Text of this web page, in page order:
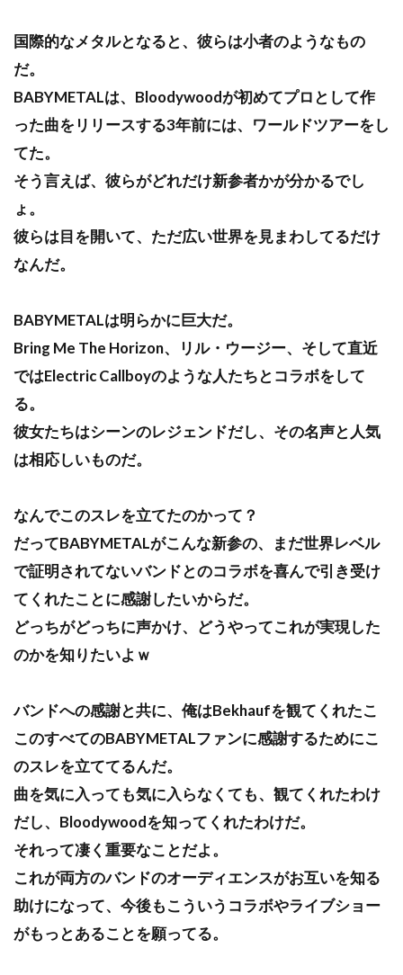
国際的なメタルとなると、彼らは小者のようなもの
だ。
BABYMETALは、Bloodywoodが初めてプロとして作
った曲をリリースする3年前には、ワールドツアーをし
てた。
そう言えば、彼らがどれだけ新参者かが分かるでし
ょ。
彼らは目を開いて、ただ広い世界を見まわしてるだけ
なんだ。
BABYMETALは明らかに巨大だ。
Bring Me The Horizon、リル・ウージー、そして直近
ではElectric Callboyのような人たちとコラボをして
る。
彼女たちはシーンのレジェンドだし、その名声と人気
は相応しいものだ。
なんでこのスレを立てたのかって？
だってBABYMETALがこんな新参の、まだ世界レベル
で証明されてないバンドとのコラボを喜んで引き受け
てくれたことに感謝したいからだ。
どっちがどっちに声かけ、どうやってこれが実現した
のかを知りたいよｗ
バンドへの感謝と共に、俺はBekhaufを観てくれたこ
このすべてのBABYMETALファンに感謝するためにこ
のスレを立ててるんだ。
曲を気に入っても気に入らなくても、観てくれたわけ
だし、Bloodywoodを知ってくれたわけだ。
それって凄く重要なことだよ。
これが両方のバンドのオーディエンスがお互いを知る
助けになって、今後もこういうコラボやライブショー
がもっとあることを願ってる。